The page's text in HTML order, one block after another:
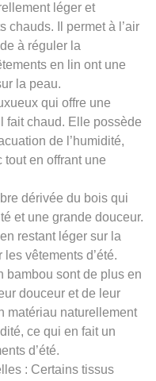
léger et
chauds. Il permet à l’air
à réguler la
en lin ont une
la peau.
qui offre une
fait chaud. Elle possède
de l’humidité,
en offrant une
dérivée du bois qui
et une grande douceur.
restant léger sur la
vêtements d’été.
bambou sont de plus en
douceur et de leur
matériau naturellement
ce qui en fait un
d’été.
: Certains tissus